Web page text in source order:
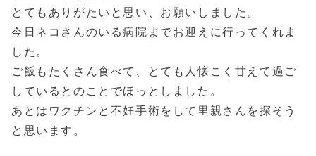
とてもありがたいと思い、お願いしました。
今日ネコさんのいる病院までお迎えに行ってくれま
した。
ご飯もたくさん食べて、とても人懐こく甘えて過ご
しているとのことでほっとしました。
あとはワクチンと不妊手術をして里親さんを探そう
と思います。